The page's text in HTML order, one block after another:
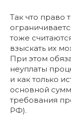
Так что право
тоже
взыскать их
При этом
неуплаты
и как только
основной
требования
РФ).